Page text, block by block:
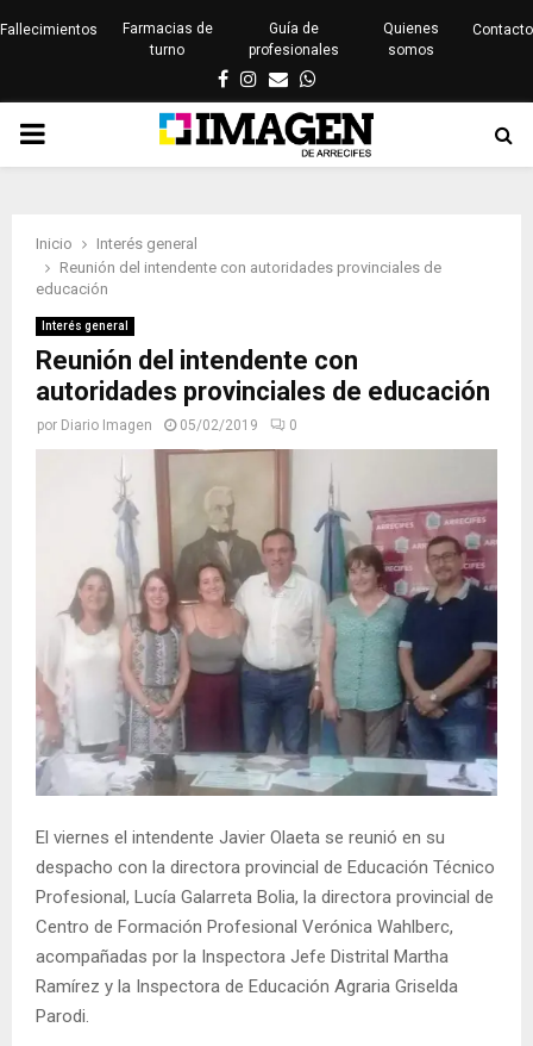
Fallecimientos
Farmacias de
turno
Guía de
profesionales
Quienes
somos
Contacto
Facebook
Instagram
EmailWhatsapp
PRIMARY
Inicio
Interés general
Reunión del intendente con autoridades provinciales de
educación
Interés general
Reunión del intendente con
autoridades provinciales de educación
por Diario Imagen 05/02/2019 0
El viernes el intendente Javier Olaeta se reunió en su
despacho con la directora provincial de Educación Técnico
Profesional, Lucía Galarreta Bolia, la directora provincial de
Centro de Formación Profesional Verónica Wahlberc,
acompañadas por la Inspectora Jefe Distrital Martha
Ramírez y la Inspectora de Educación Agraria Griselda
Parodi.